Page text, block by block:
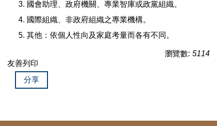
國會助理、政府機關、專業智庫或政黨組織。
國際組織、非政府組織之專業機構。
其他：依個人性向及家庭考量而各有不同。
瀏覽數: 5114
友善列印
分享